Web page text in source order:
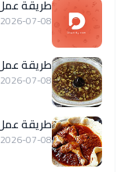
طريقة
2026-07-08
طريقة عمل
2026-07-08
طريقة
2026-07-08